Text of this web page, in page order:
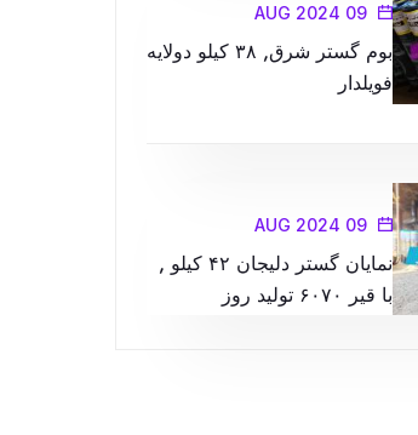
09 AUG 2024
بوم گستر شرق, ۳۸ کیلو دولایه
فویلدار
09 AUG 2024
نمایان گستر دلیجان ۴۲ کیلو ,
با قیر ۶۰۷۰ تولید روز